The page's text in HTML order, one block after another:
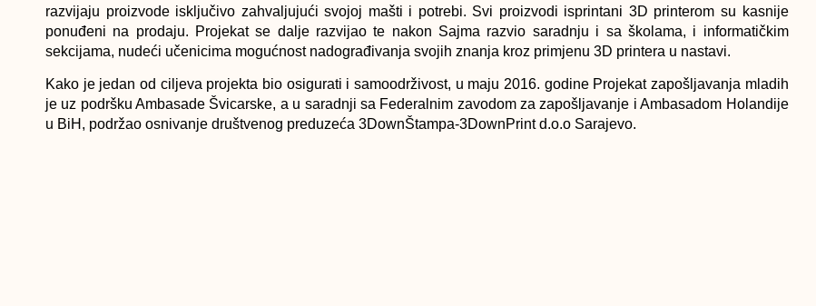
razvijaju proizvode isključivo zahvaljujući svojoj mašti i potrebi. Svi proizvodi isprintani 3D printerom su kasnije
ponuđeni na prodaju. Projekat se dalje razvijao te nakon Sajma razvio saradnju i sa školama, i informatičkim
sekcijama, nudeći učenicima mogućnost nadograđivanja svojih znanja kroz primjenu 3D printera u nastavi.
Kako je jedan od ciljeva projekta bio osigurati i samoodrživost, u maju 2016. godine Projekat zapošljavanja mladih
je uz podršku Ambasade Švicarske, a u saradnji sa Federalnim zavodom za zapošljavanje i Ambasadom Holandije
u BiH, podržao osnivanje društvenog preduzeća 3DownŠtampa-3DownPrint d.o.o Sarajevo.